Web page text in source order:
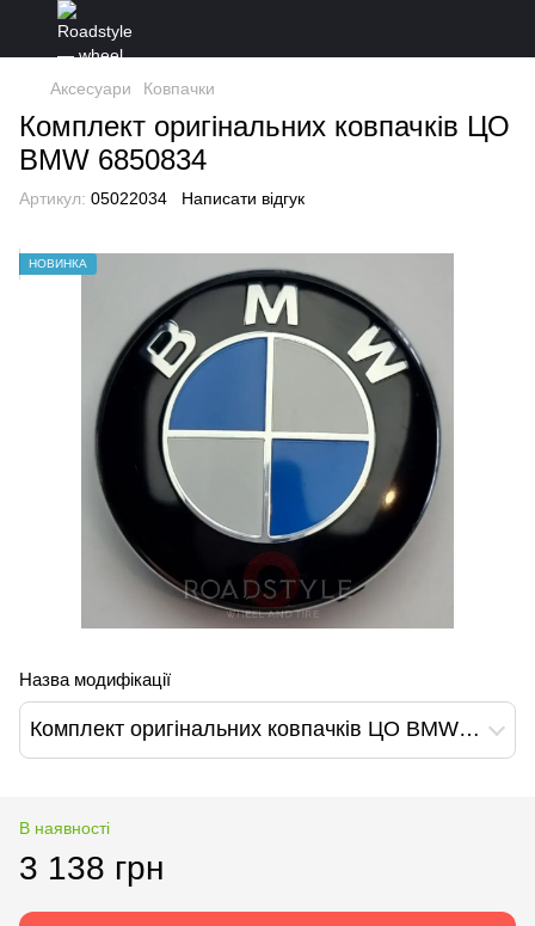
Аксесуари Ковпачки
Комплект оригінальних ковпачків ЦО
BMW 6850834
Артикул: 05022034 Написати відгук
НОВИНКА
Назва модифікації
Комплект оригінальних ковпачків ЦО BMW 6850834
В наявності
3 138 грн